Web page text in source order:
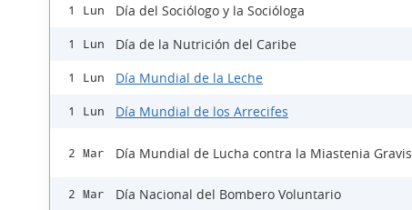
1 Lun Día del Sociólogo y la Socióloga
1 Lun Día de la Nutrición del Caribe
1 Lun Día Mundial de la Leche
1 Lun Día Mundial de los Arrecifes
2 Mar Día Mundial de Lucha contra la Miastenia Gravis
2 Mar Día Nacional del Bombero Voluntario